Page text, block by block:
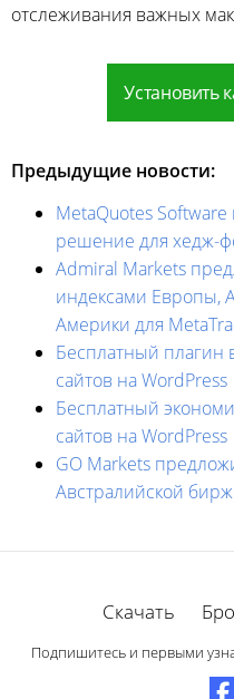
отслеживания важных
Установить
Предыдущие новости:
MetaQuotes
решение для хедж-
Admiral Markets
индексами Европы,
Америки для
Бесплатный плагин
сайтов на WordPress
Бесплатный
сайтов на WordPress
GO Markets
Австралийской
Скачать
Подпишитесь и первыми